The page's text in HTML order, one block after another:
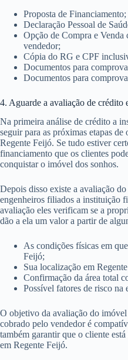
Proposta de Financiamento;
Declaração Pessoal de
Opção de Compra e Venda
vendedor;
Cópia do RG e CPF
Documentos para
Documentos para
4. Aguarde a avaliação de
Na primeira análise de crédito a
seguir para as próximas etapas
Regente Feijó. Se tudo estiver
financiamento que os clientes
conquistar o imóvel dos sonhos.
Depois disso existe a avaliação
engenheiros filiados a instituição
avaliação eles verificam se a
dão a ela um valor a partir de
As condições físicas em
Feijó;
Sua localização em
Confirmação da área total
Possível fatores de risco
O objetivo da avaliação do
cobrado pelo vendedor é
também garantir que o cliente
em Regente Feijó.